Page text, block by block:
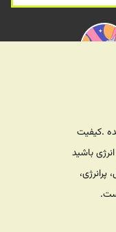
.کیفیت
باشید